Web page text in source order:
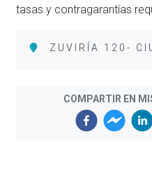
tasas y contragarantías
ZUVIRÍA 120-
COMPARTIR EN